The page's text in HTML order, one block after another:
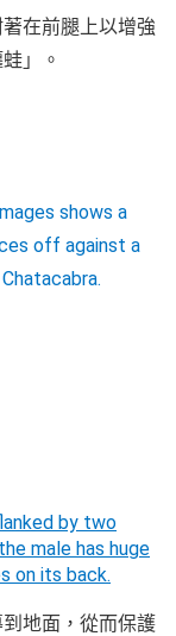
在前腿上以增強
」。
地面，從而保護